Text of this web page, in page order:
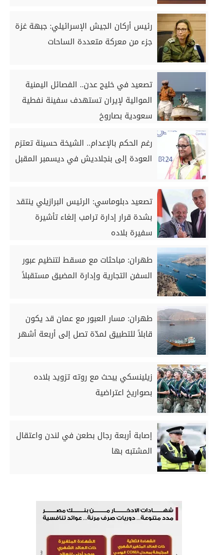
رئيس أركان الجيش الإسرائيلي: جبهة غزة
جزء من معركة متعددة الساحات
تصعيد في خليج عدن.. الفصائل اليمنية
الموالية لإيران تستهدف سفينة نفطية
سعودية بصاروخ
رغم الحكم بالإعدام.. الشيخة حسينة تعتزم
العودة إلى بنجلاديش في ديسمبر المقبل
تصعيد دبلوماسي: الرئيس البرازيلي ينتقد
بشدة قرار إدارة ترامب إلغاء تأشيرة
سفيرة بلاده
طهران: مباحثات مع مسقط لتنظيم عبور
السفن التجارية وإدارة المضيق مستقبلاً
طهران: مسار العبور مع عمان قد يكون
قابلاً للتطبيق لمدّة تصل إلى أربعة أشهر
زيلينسكي يبحث مع روته تزويد بلاده
بصواريخ اعتراضية
إصابة أربعة رجال بطعن في لندن واعتقال
المشتبه بها